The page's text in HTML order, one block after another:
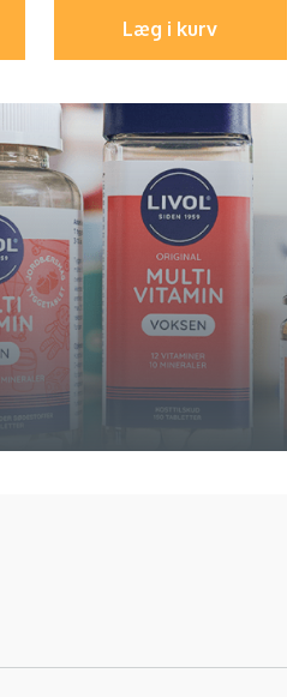
Læg i kurv